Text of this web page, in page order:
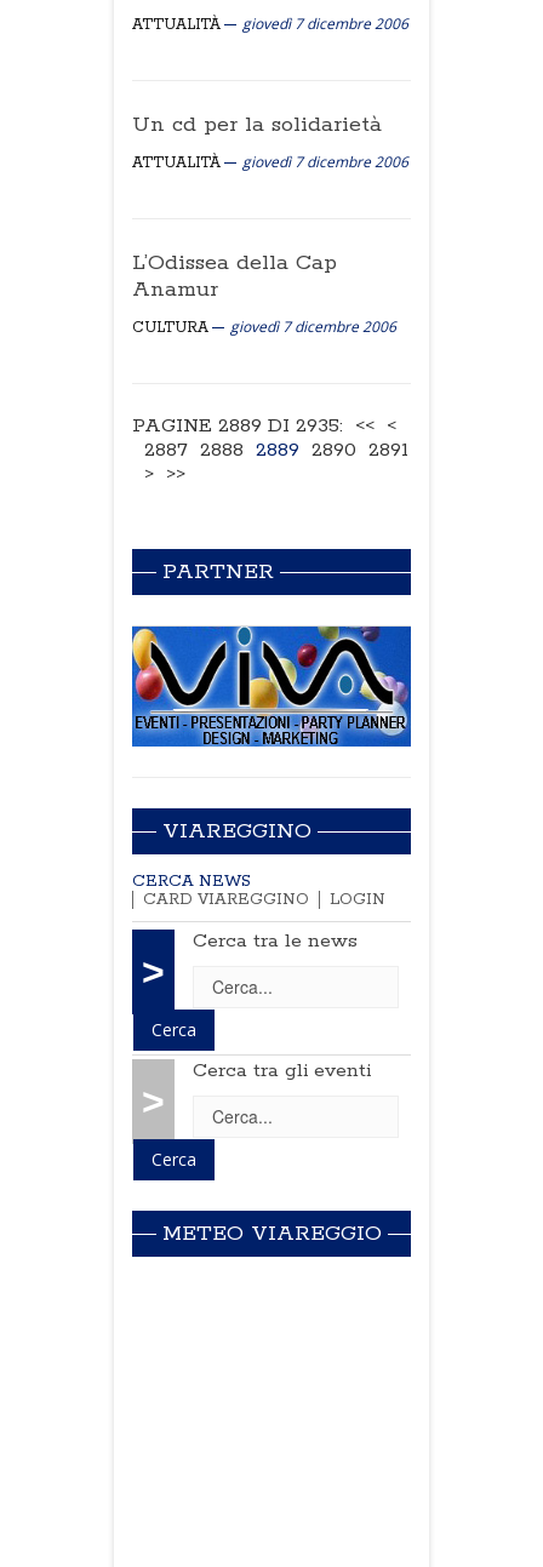
ATTUALITÀ giovedì 7 dicembre 2006
Un cd per la solidarietà
ATTUALITÀ giovedì 7 dicembre 2006
L’Odissea della Cap
Anamur
CULTURA giovedì 7 dicembre 2006
PAGINE 2889 DI 2935: << <
2887 2888 2889 2890 2891
> >>
PARTNER
VIAREGGINO
CERCA NEWS
CARD VIAREGGINO
LOGIN
>
Cerca tra le news
>
Cerca tra gli eventi
METEO VIAREGGIO